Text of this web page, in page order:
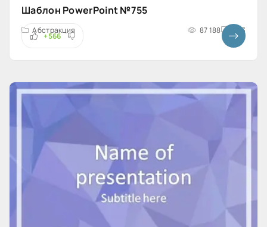
Шаблон PowerPoint №755
Абстракция 87 188 4x3
+566